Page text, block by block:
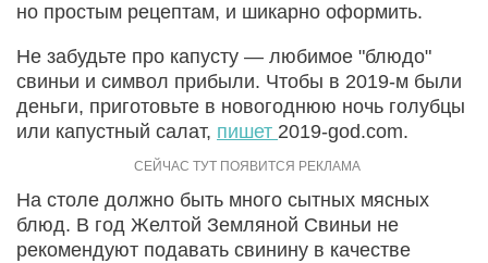
но простым рецептам, и шикарно оформить.
Не забудьте про капусту — любимое "блюдо"
свиньи и символ прибыли. Чтобы в 2019-м были
деньги, приготовьте в новогоднюю ночь голубцы
или капустный салат, пишет 2019-god.com.
На столе должно быть много сытных мясных
блюд. В год Желтой Земляной Свиньи не
рекомендуют подавать свинину в качестве